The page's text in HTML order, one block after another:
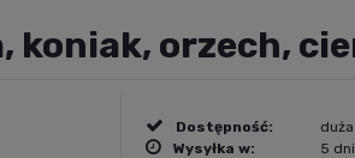
koniak, orzech,
Dostępność:
Wysyłka w:
5 dni